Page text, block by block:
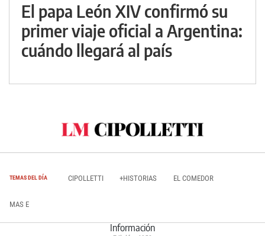
El papa León XIV confirmó su
primer viaje oficial a Argentina:
cuándo llegará al país
TEMAS DEL DÍA CIPOLLETTI +HISTORIAS EL COMEDOR
MAS E
Información